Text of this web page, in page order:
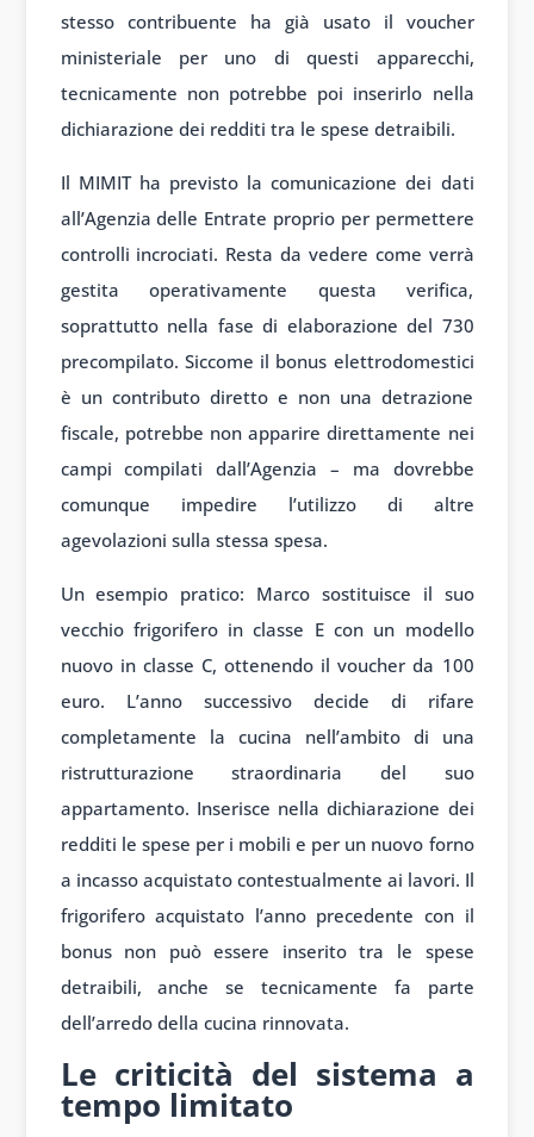
stesso contribuente ha già usato il voucher
ministeriale per uno di questi apparecchi,
tecnicamente non potrebbe poi inserirlo nella
dichiarazione dei redditi tra le spese detraibili.
Il MIMIT ha previsto la comunicazione dei dati
all’Agenzia delle Entrate proprio per permettere
controlli incrociati. Resta da vedere come verrà
gestita operativamente questa verifica,
soprattutto nella fase di elaborazione del 730
precompilato. Siccome il bonus elettrodomestici
è un contributo diretto e non una detrazione
fiscale, potrebbe non apparire direttamente nei
campi compilati dall’Agenzia – ma dovrebbe
comunque impedire l’utilizzo di altre
agevolazioni sulla stessa spesa.
Un esempio pratico: Marco sostituisce il suo
vecchio frigorifero in classe E con un modello
nuovo in classe C, ottenendo il voucher da 100
euro. L’anno successivo decide di rifare
completamente la cucina nell’ambito di una
ristrutturazione straordinaria del suo
appartamento. Inserisce nella dichiarazione dei
redditi le spese per i mobili e per un nuovo forno
a incasso acquistato contestualmente ai lavori. Il
frigorifero acquistato l’anno precedente con il
bonus non può essere inserito tra le spese
detraibili, anche se tecnicamente fa parte
dell’arredo della cucina rinnovata.
Le criticità del sistema a
tempo limitato